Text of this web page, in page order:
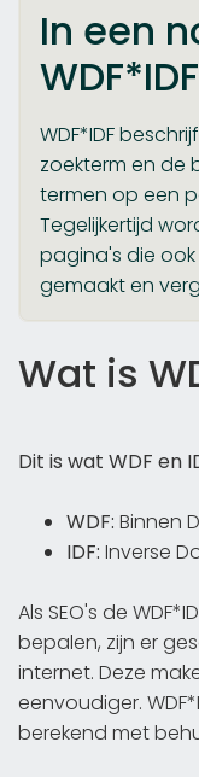
In een
WDF*IDF
zoekterm en de
termen op een
Tegelijkertijd
pagina's die
gemaakt en
Wat is
Dit is wat WDF en
WDF: Binnen
IDF: Inverse
Als SEO's de
bepalen, zijn er
internet. Deze
eenvoudiger.
berekend met